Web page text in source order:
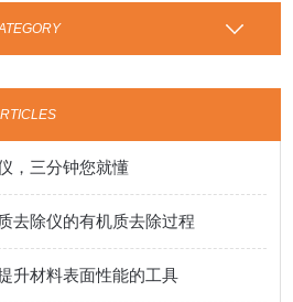
，三分钟您就懂
去除仪的有机质去除过程
升材料表面性能的工具